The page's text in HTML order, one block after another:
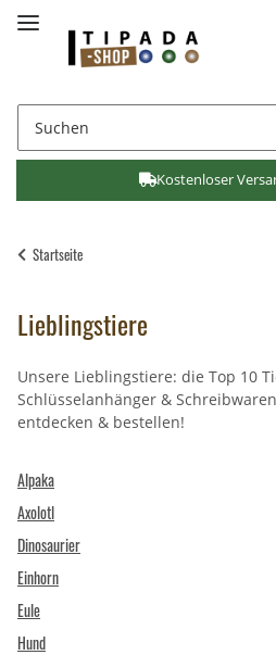
Kostenloser
Startseite
Lieblingstiere
Unsere Lieblingstiere: die Top 10
Schlüsselanhänger &
entdecken & bestellen!
Alpaka
Axolotl
Dinosaurier
Einhorn
Eule
Hund